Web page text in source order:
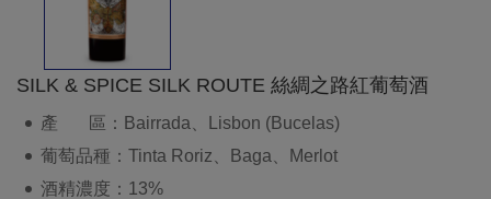
SILK & SPICE SILK ROUTE 絲綢之路紅葡萄酒
產 區：Bairrada、Lisbon (Bucelas)
葡萄品種：Tinta Roriz、Baga、Merlot
酒精濃度：13%